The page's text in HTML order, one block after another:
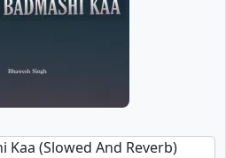
Kaa (Slowed And Reverb)